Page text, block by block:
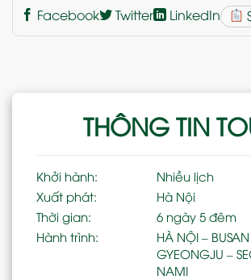
Facebook
Twitter LinkedIn
THÔNG TIN
Khởi hành:
Nhiều lịch
Xuất phát:
Hà Nội
Thời gian:
6 ngày 5 đêm
Hành trình:
HÀ NỘI –
GYEONGJU –
NAMI